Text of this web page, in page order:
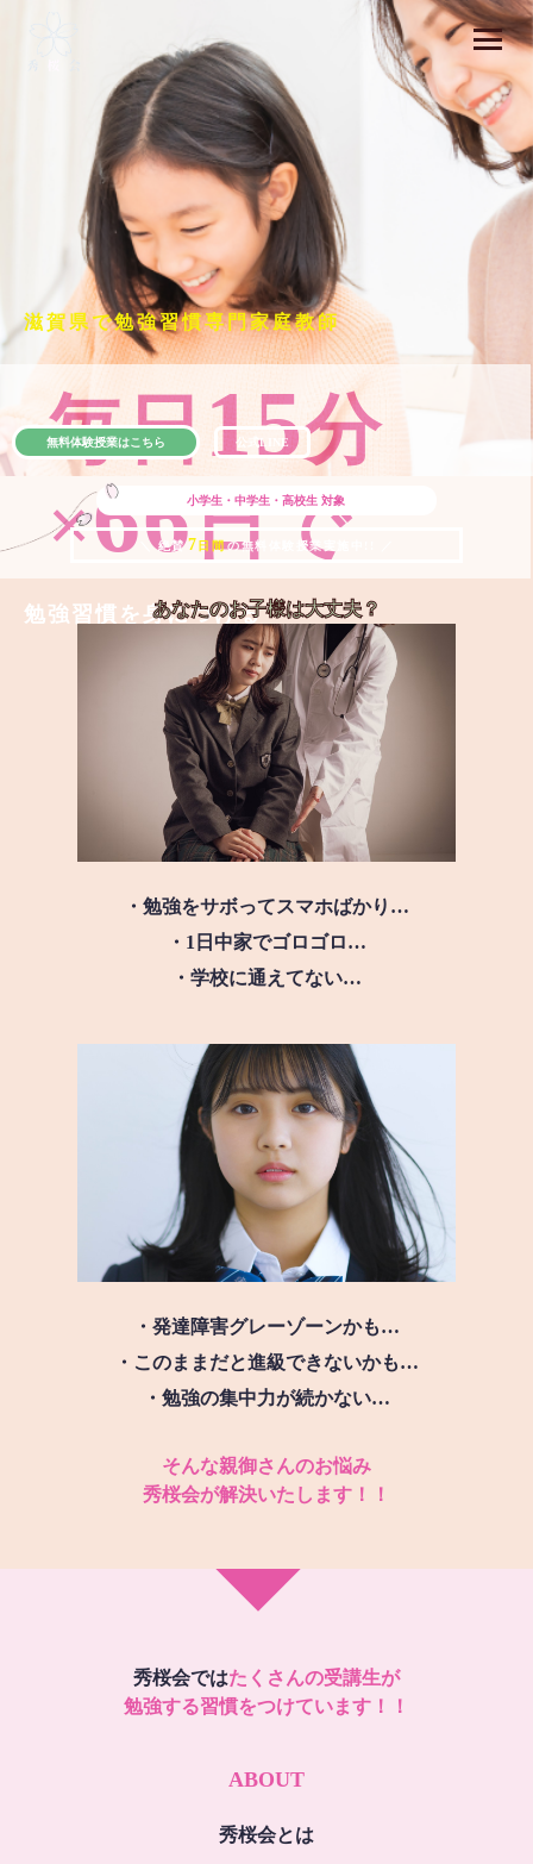
滋賀県で勉強習慣専門家庭教師
毎日15分
×66日で
勉強習慣を身につける
小学生・中学生・高校生 対象
＼ 絶賛 7 日間の無料体験授業実施中!! ／
無料体験授業はこちら 公式LINE
あなたのお子様は大丈夫？
・勉強をサボってスマホばかり…
・1日中家でゴロゴロ…
・学校に通えてない…
・発達障害グレーゾーンかも…
・このままだと進級できないかも…
・勉強の集中力が続かない…
そんな親御さんのお悩み
秀桜会が解決いたします！！
秀桜会ではたくさんの受講生が
勉強する習慣をつけています！！
ABOUT
秀桜会とは